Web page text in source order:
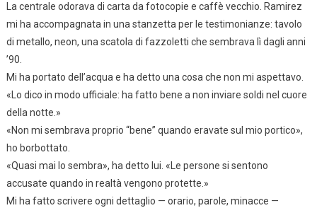
La centrale odorava di carta da fotocopie e caffè vecchio. Ramirez
mi ha accompagnata in una stanzetta per le testimonianze: tavolo
di metallo, neon, una scatola di fazzoletti che sembrava lì dagli anni
’90.
Mi ha portato dell’acqua e ha detto una cosa che non mi aspettavo.
«Lo dico in modo ufficiale: ha fatto bene a non inviare soldi nel cuore
della notte.»
«Non mi sembrava proprio “bene” quando eravate sul mio portico»,
ho borbottato.
«Quasi mai lo sembra», ha detto lui. «Le persone si sentono
accusate quando in realtà vengono protette.»
Mi ha fatto scrivere ogni dettaglio — orario, parole, minacce —